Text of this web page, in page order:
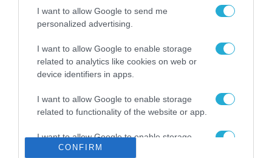
I want to allow Google to send me
personalized advertising.
I want to allow Google to enable storage
related to analytics like cookies on web or
device identifiers in apps.
I want to allow Google to enable storage
related to functionality of the website or app.
I want to allow Google to enable storage
related to personalization.
CONFIRM
31.07.2026
Τεχνητή Νοημοσύνη
δεν είναι απλώς μια
νέα τεχνολογία, είναι
επανάσταση»
31.07.2026
Νέος οδηγός του ΕΚΤ
για τη χρηματοδότηση
των ελληνικών
επιχειρήσεων στον
χώρο της άμυνας